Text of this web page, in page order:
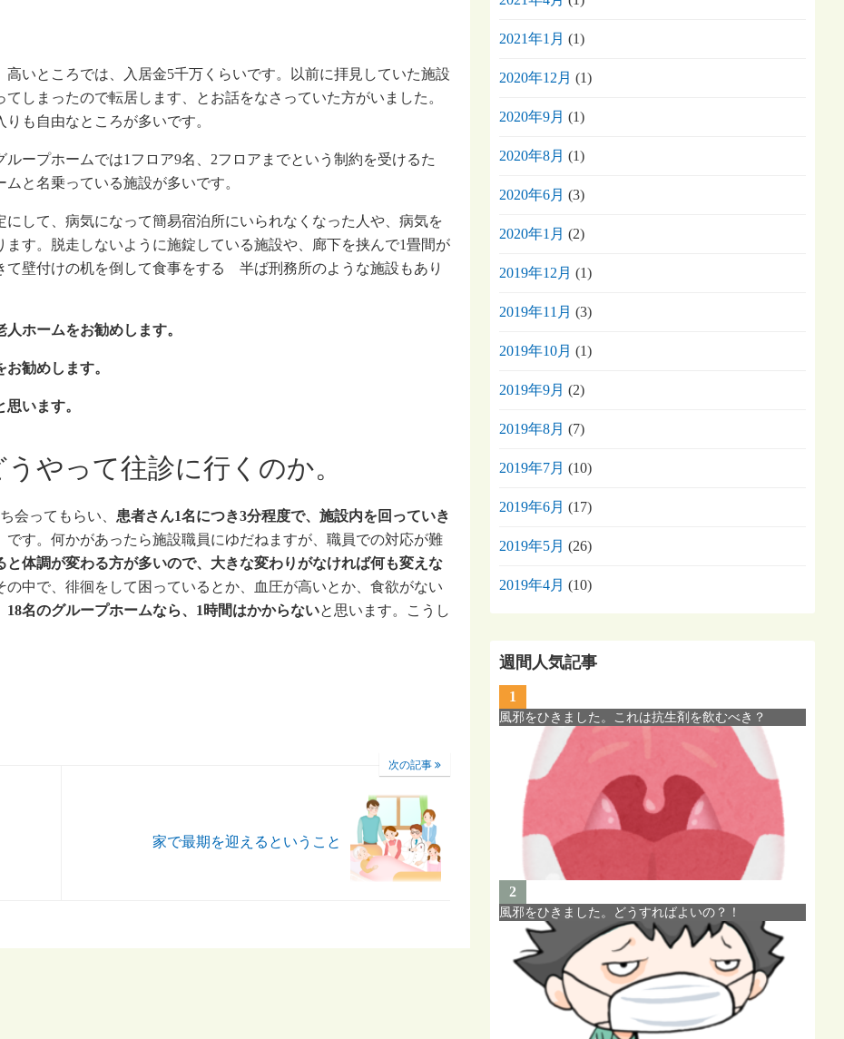
いところでは、入居金5千万くらいです。以前に拝見していた施設
しまったので転居します、とお話をなさっていた方がいました。
も自由なところが多いです。
ープホームでは1フロア9名、2フロアまでという制約を受けるた
と名乗っている施設が多いです。
して、病気になって簡易宿泊所にいられなくなった人や、病気を
す。脱走しないように施錠している施設や、廊下を挟んで1畳間が
壁付けの机を倒して食事をする 半ば刑務所のような施設もあり
ホームをお勧めします。
勧めします。
います。
やって往診に行くのか。
会ってもらい、 患者さん1名につき3分程度で、施設内を回っていき
す。何かがあったら施設職員にゆだねますが、職員での対応が難
と体調が変わる方が多いので、大きな変わりがなければ何も変えな
の中で、徘徊をして困っているとか、血圧が高いとか、食欲がない
18名のグループホームなら、1時間はかからないと思います。こうし
次の記事
家で最期を迎えるということ
2021年1月 (1)
2020年12月 (1)
2020年9月 (1)
2020年8月 (1)
2020年6月 (3)
2020年1月 (2)
2019年12月 (1)
2019年11月 (3)
2019年10月 (1)
2019年9月 (2)
2019年8月 (7)
2019年7月 (10)
2019年6月 (17)
2019年5月 (26)
2019年4月 (10)
週間人気記事
1
風邪をひきました。これは抗生剤を飲むべき？
2
風邪をひきました。どうすればよいの？！